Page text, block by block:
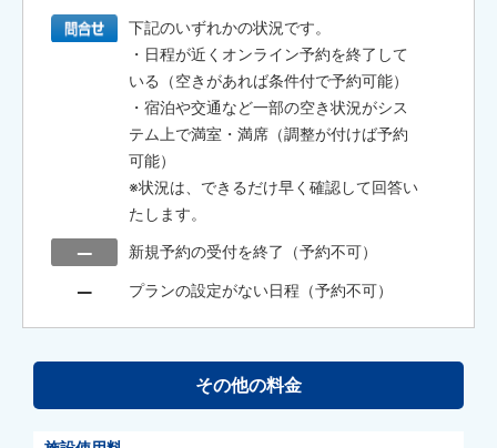
下記のいずれかの状況です。
・日程が近くオンライン予約を終了して
いる（空きがあれば条件付で予約可能）
・宿泊や交通など一部の空き状況がシス
テム上で満室・満席（調整が付けば予約
可能）
※状況は、できるだけ早く確認して回答い
たします。
新規予約の受付を終了（予約不可）
プランの設定がない日程（予約不可）
その他の料金